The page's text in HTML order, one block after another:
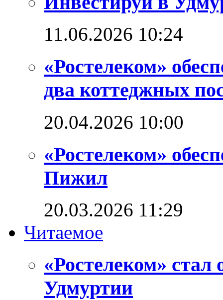
11.06.2026 10:24
«Ростелеком»
два коттеджных
20.04.2026 10:00
«Ростелеком»
Пижил
20.03.2026 11:29
Читаемое
«Ростелеком» стал
Удмуртии